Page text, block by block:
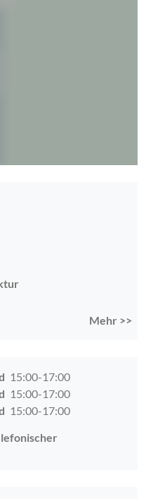
Mehr >>
15:00-17:00
15:00-17:00
15:00-17:00